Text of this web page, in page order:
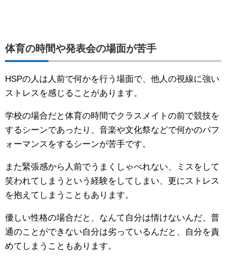
体育の時間や発表会の場面が苦手
HSPの人は人前で何かを行う場面で、他人の視線に強い
ストレスを感じることがあります。
学校の場合だと体育の時間でクラスメイトの前で競技を
するシーンであったり、音楽や文化祭などで何かのパフ
ォーマンスをするシーンが苦手です。
また緊張感から人前でうまくしゃべれない、ミスをして
笑われてしまうという経験をしてしまい、更にストレス
を抱えてしまうこともあります。
優しい性格の場合だと、なんて自分は情けないんだ、普
通のことができない自分は劣っているんだと、自分を責
めてしまうこともあります。